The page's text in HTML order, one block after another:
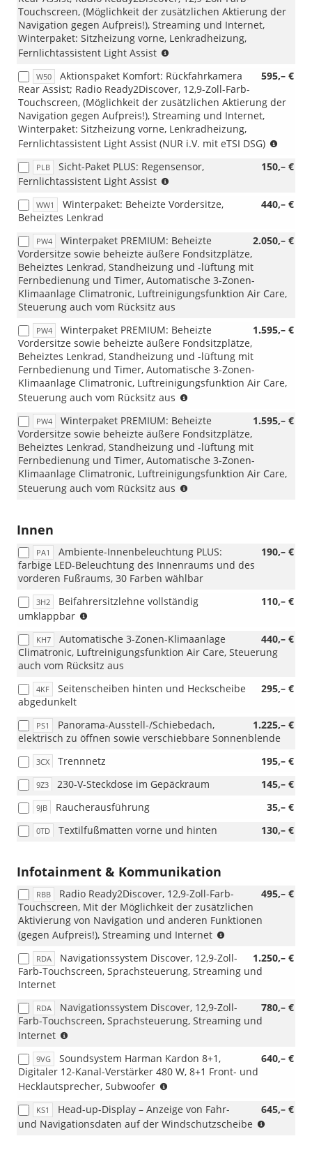
Touchscreen, (Möglichkeit der zusätzlichen Aktierung der
Navigation gegen Aufpreis!), Streaming und Internet,
Winterpaket: Sitzheizung vorne, Lenkradheizung,
Fernlichtassistent Light Assist
mit
1.5
eTSI
DSG)
W50 595,– €
Aktionspaket Komfort: Rückfahrkamera
Rear Assist; Radio Ready2Discover, 12,9-Zoll-Farb-
Touchscreen, (Möglichkeit der zusätzlichen Aktierung der
Navigation gegen Aufpreis!), Streaming und Internet,
Winterpaket: Sitzheizung vorne, Lenkradheizung,
Fernlichtassistent Light Assist (NUR i.V. mit eTSI DSG)
mit
DSG)
PLB 150,– €
Sicht-Paket PLUS: Regensensor,
Fernlichtassistent Light Assist
mit
WW1 440,– €
Winterpaket: Beheizte Vordersitze,
Beheiztes Lenkrad
PW4 2.050,– €
Winterpaket PREMIUM: Beheizte
Vordersitze sowie beheizte äußere Fondsitzplätze,
Beheiztes Lenkrad, Standheizung und -lüftung mit
Fernbedienung und Timer, Automatische 3-Zonen-
Klimaanlage Climatronic, Luftreinigungsfunktion Air Care,
Steuerung auch vom Rücksitz aus
PW4 1.595,– €
Winterpaket PREMIUM: Beheizte
Vordersitze sowie beheizte äußere Fondsitzplätze,
Beheiztes Lenkrad, Standheizung und -lüftung mit
Fernbedienung und Timer, Automatische 3-Zonen-
Klimaanlage Climatronic, Luftreinigungsfunktion Air Care,
Steuerung auch vom Rücksitz aus
mit
Lederpolsterung
Vienna
oder
Aktionspaket
PW4 1.595,– €
Winterpaket PREMIUM: Beheizte
Vordersitze sowie beheizte äußere Fondsitzplätze,
Beheiztes Lenkrad, Standheizung und -lüftung mit
Fernbedienung und Timer, Automatische 3-Zonen-
Klimaanlage Climatronic, Luftreinigungsfunktion Air Care,
Steuerung auch vom Rücksitz aus
DSG)
Innen
PA1 190,– €
Ambiente-Innenbeleuchtung PLUS:
farbige LED-Beleuchtung des Innenraums und des
vorderen Fußraums, 30 Farben wählbar
3H2 110,– €
Beifahrersitzlehne vollständig
umklappbar
mit
PB2
und
KH7 440,– €
Automatische 3-Zonen-Klimaanlage
Climatronic, Luftreinigungsfunktion Air Care, Steuerung
auch vom Rücksitz aus
4KF 295,– €
Seitenscheiben hinten und Heckscheibe
abgedunkelt
PS1 1.225,– €
Panorama-Ausstell-/Schiebedach,
elektrisch zu öffnen sowie verschiebbare Sonnenblende
3CX 195,– €
Trennnetz
9Z3 145,– €
230-V-Steckdose im Gepäckraum
9JB 35,– €
Raucherausführung
0TD 130,– €
Textilfußmatten vorne und hinten
Infotainment & Kommunikation
RBB 495,– €
Radio Ready2Discover, 12,9-Zoll-Farb-
Touchscreen, Mit der Möglichkeit der zusätzlichen
Aktivierung von Navigation und anderen Funktionen
(gegen Aufpreis!), Streaming und Internet
mit
7J2)
RDA 1.250,– €
Navigationssystem Discover, 12,9-Zoll-
Farb-Touchscreen, Sprachsteuerung, Streaming und
Internet
RDA 780,– €
Navigationssystem Discover, 12,9-Zoll-
Farb-Touchscreen, Sprachsteuerung, Streaming und
Internet
mit
Aktionspaket
Komfort)
9VG 640,– €
Soundsystem Harman Kardon 8+1,
Digitaler 12-Kanal-Verstärker 480 W, 8+1 Front- und
Hecklautsprecher, Subwoofer
mit
RBB
KS1 645,– €
Head-up-Display – Anzeige von Fahr-
und Navigationsdaten auf der Windschutzscheibe